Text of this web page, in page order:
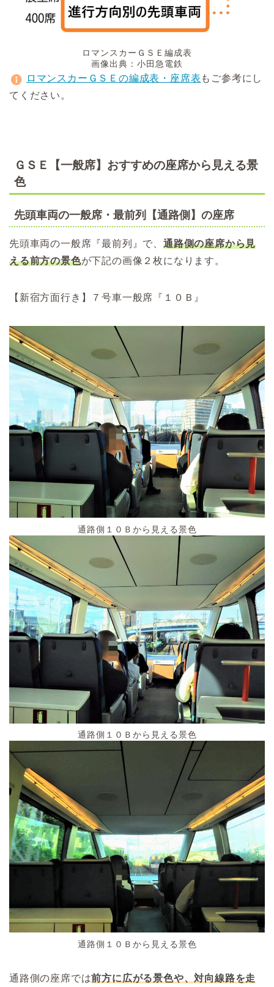
ロマンスカーＧＳＥ編成表
画像出典：小田急電鉄
ロマンスカーＧＳＥの編成表・座席表 もご参考にし
てください。
ＧＳＥ【一般席】おすすめの座席から見える景
色
先頭車両の一般席・最前列【通路側】の座席
先頭車両の一般席『最前列』で、 通路側の座席から見
える前方の景色が下記の画像２枚になります。
【新宿方面行き】７号車一般席『１０Ｂ』
通路側１０Ｂから見える景色
通路側１０Ｂから見える景色
通路側１０Ｂから見える景色
通路側の座席では前方に広がる景色や、対向線路を走